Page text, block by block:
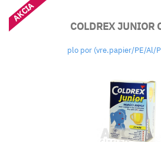
COLDREX JUNIOR
plo por (vre.papier/PE/Al/
AKCIA